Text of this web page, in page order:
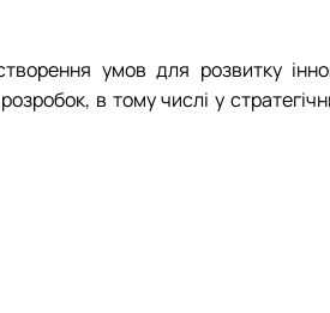
умов для розвитку
в тому числі у